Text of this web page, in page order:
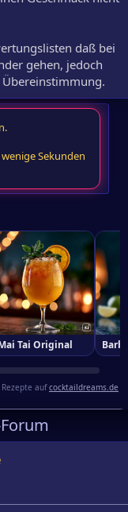
daß bei
gehen, jedoch
Sekunden
Tai Original
Rezepte aufcocktaildreams.de